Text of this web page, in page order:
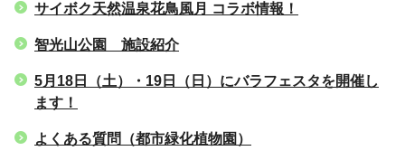
サイボク天然温泉花鳥風月 コラボ情報！
智光山公園 施設紹介
5月18日（土）・19日（日）にバラフェスタを開催し
ます！
よくある質問（都市緑化植物園）